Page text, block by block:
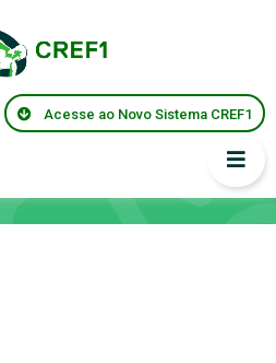
Acesse ao Novo Sistema CREF1